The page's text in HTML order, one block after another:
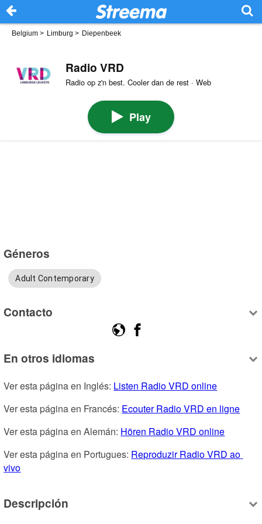
Belgium > Limburg > Diepenbeek
Radio VRD
Radio op z'n best. Cooler dan de rest · Web
Play
Géneros
Adult Contemporary
Contacto
En otros idiomas
Ver esta página en Inglés: Listen Radio VRD online
Ver esta página en Francés: Ecouter Radio VRD en ligne
Ver esta página en Alemán: Hören Radio VRD online
Ver esta página en Portugues: Reproduzir Radio VRD ao
vivo
Descripción